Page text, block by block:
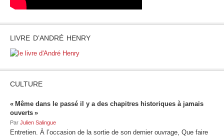
LIVRE D’ANDRÉ HENRY
CULTURE
« Même dans le passé il y a des chapitres historiques à jamais
ouverts »
Par Julien Salingue
Entretien. À l’occasion de la sortie de son dernier ouvrage, Que faire